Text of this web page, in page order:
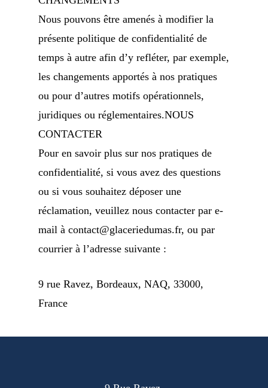
Nous pouvons être amenés à modifier la
présente politique de confidentialité de
temps à autre afin d’y refléter, par exemple,
les changements apportés à nos pratiques
ou pour d’autres motifs opérationnels,
juridiques ou réglementaires.NOUS
CONTACTER
Pour en savoir plus sur nos pratiques de
confidentialité, si vous avez des questions
ou si vous souhaitez déposer une
réclamation, veuillez nous contacter par e-
mail à contact@glaceriedumas.fr, ou par
courrier à l’adresse suivante :
9 rue Ravez, Bordeaux, NAQ, 33000,
France